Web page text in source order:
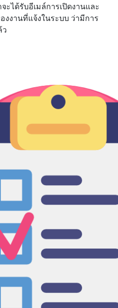
ะได้รับอีเมล์การเปิดงานและ
งงานที่แจ้งในระบบ ว่ามีการ
ว